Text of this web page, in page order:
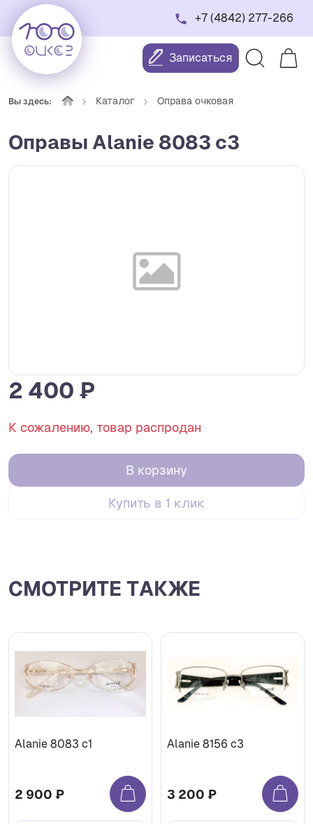
+7 (4842) 277-266
Записаться
Вы здесь: Каталог Оправа очковая
Оправы Alanie 8083 c3
2 400 ₽
К сожалению, товар распродан
В корзину
Купить в 1 клик
СМОТРИТЕ ТАКЖЕ
Alanie 8083 c1
2 900 ₽
Alanie 8156 c3
3 200 ₽